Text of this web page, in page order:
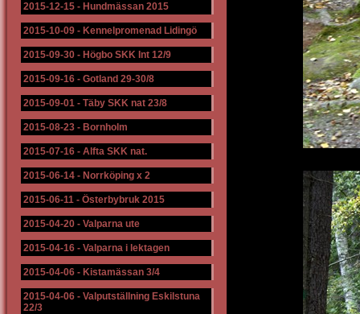
2015-12-15 - Hundmässan 2015
2015-10-09 - Kennelpromenad Lidingö
2015-09-30 - Högbo SKK Int 12/9
2015-09-16 - Gotland 29-30/8
2015-09-01 - Täby SKK nat 23/8
2015-08-23 - Bornholm
2015-07-16 - Alfta SKK nat.
2015-06-14 - Norrköping x 2
2015-06-11 - Österbybruk 2015
2015-04-20 - Valparna ute
2015-04-16 - Valparna i lektagen
2015-04-06 - Kistamässan 3/4
2015-04-06 - Valputställning Eskilstuna
22/3